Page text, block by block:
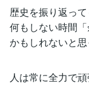
歴史を振り返っ
何もしない時間
かもしれないと思
人は常に全力で